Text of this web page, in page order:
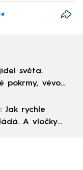
světa.
pokrmy, vévodí
Jak rychle
A vločky